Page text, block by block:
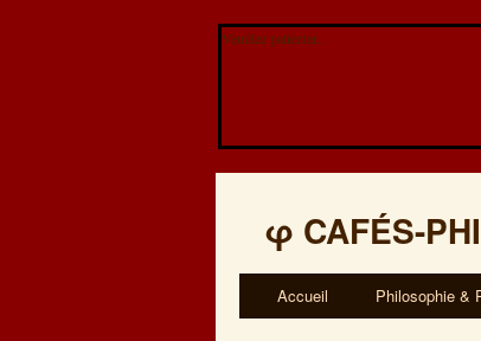
Veuillez patienter...
φ CAFÉS-
Accueil Philosophie &